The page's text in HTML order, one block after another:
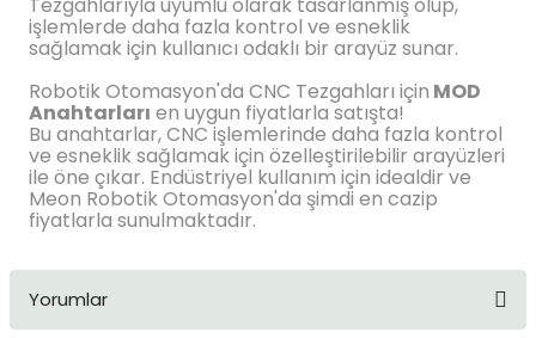
işlemlerde daha fazla kontrol ve esneklik
sağlamak için kullanıcı odaklı bir arayüz sunar.
Robotik Otomasyon'da CNC Tezgahları için MOD
Anahtarları en uygun fiyatlarla satışta!
Bu anahtarlar, CNC işlemlerinde daha fazla kontrol
ve esneklik sağlamak için özelleştirilebilir arayüzleri
ile öne çıkar. Endüstriyel kullanım için idealdir ve
Meon Robotik Otomasyon'da şimdi en cazip
fiyatlarla sunulmaktadır.
Yorumlar